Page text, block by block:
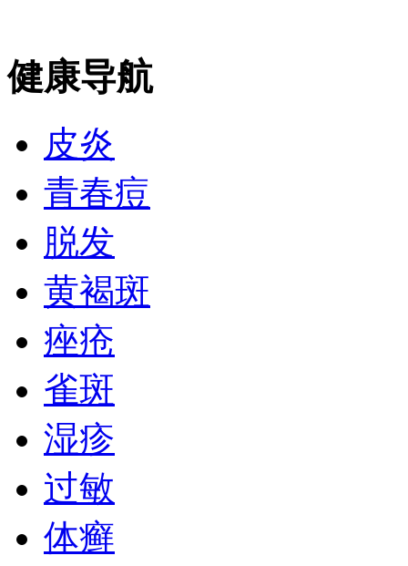
皮肤病医生
挂号
点击预约
皮肤病 腋臭科医
预约挂号 点击预约
健康导航
皮炎
青春痘
脱发
黄褐斑
痤疮
雀斑
湿疹
过敏
体癣